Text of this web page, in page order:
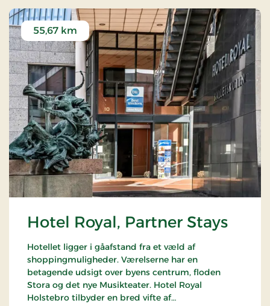
Hotel Royal, Partner Stays
55,67 km
Hotellet ligger i gåafstand fra et væld af
shoppingmuligheder. Værelserne har en
betagende udsigt over byens centrum, floden
Stora og det nye Musikteater. Hotel Royal
Holstebro tilbyder en bred vifte af